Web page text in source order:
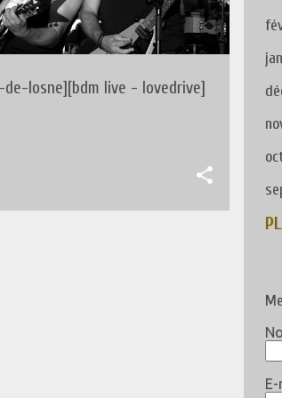
losne][bdm live - lovedrive]